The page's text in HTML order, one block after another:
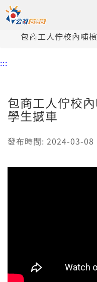
中央內容區塊
頭頁
包商工人佇校內哺
:::
包商工人佇校
學生撼車
發布時間: 2024-03-08